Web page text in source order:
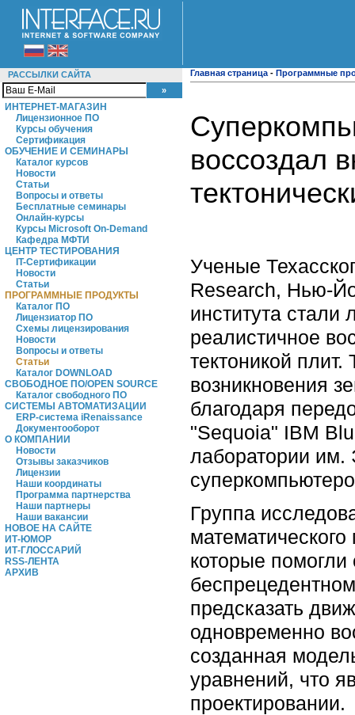
РАССЫЛКИ САЙТА
ИНТЕРНЕТ-МАГАЗИН
Лицензионное ПО
Курсы обучения
Сертификация
ОБУЧЕНИЕ И СЕМИНАРЫ
Каталог курсов
Новости
Статьи
Вопросы и ответы
Бесплатные семинары
Онлайн-курсы
Курсы Microsoft On-Demand
Кафедра МФТИ
ЦЕНТР ТЕСТИРОВАНИЯ
IT-Сертификации
Новости
Статьи
ПРОГРАММНЫЕ ПРОДУКТЫ
Каталог ПО
Лицензиатор ПО
Схемы лицензирования
Новости
Вопросы и ответы
Статьи
Каталог DOWNLOAD
СВОБОДНОЕ ПО/OPEN SOURCE
Каталог свободного ПО
СИСТЕМЫ АВТОМАТИЗАЦИИ
ERP-система iRenaissance
Документооборот
О КОМПАНИИ
Новости
Отзывы заказчиков
Лицензии
Наши координаты
Программа партнерства
Наши партнеры
Наши вакансии
НОВОЕ НА САЙТЕ
ИТ-ЮМОР
ИТ-ГЛОССАРИЙ
RSS-ЛЕНТА
АРХИВ
Главная страница - Программные
воссоздал
Ученые
Research, Нью-
института
реалистичное
тектоникой
возникновения
благодаря
"Sequoia" IBM
лаборатории им.
Группа
которые
предсказать
одновременно
созданная
уравнений, что
проектировании.